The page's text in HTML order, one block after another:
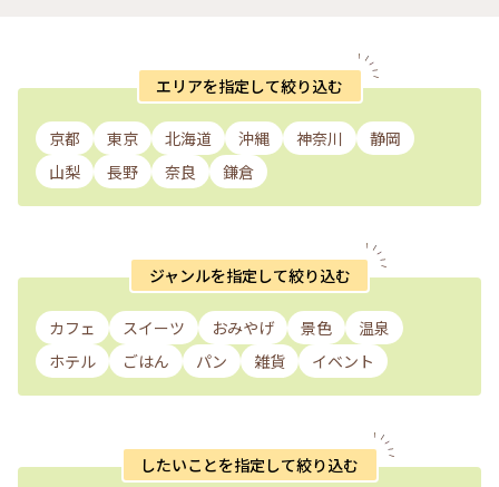
エリアを指定して絞り込む
京都 東京 北海道 沖縄 神奈川
静岡
山梨
長野 奈良 鎌倉
ジャンルを指定して絞り込む
カフェ スイーツ おみやげ 景色
温泉
ホテル
ごはん パン 雑貨 イベント
したいことを指定して絞り込む